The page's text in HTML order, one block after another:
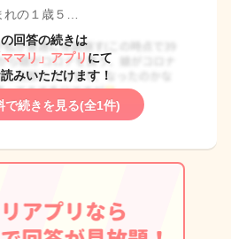
れの１歳５…
回答の続きは
マリ」アプリ にて
みいただけます！
で続きを見る(全1件)